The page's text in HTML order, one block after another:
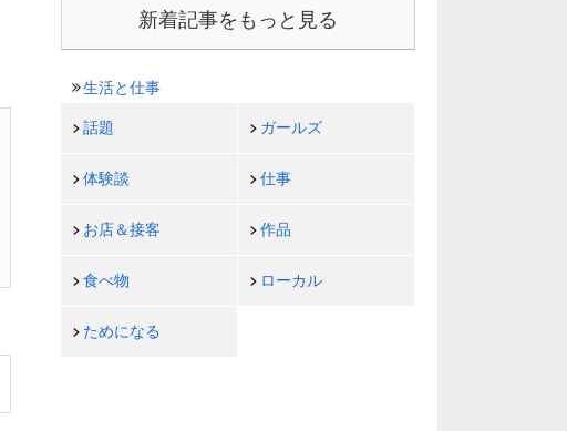
新着記事をもっと見る
生活と仕事
話題 ガールズ
体験談 仕事
お店＆接客 作品
食べ物 ローカル
ためになる